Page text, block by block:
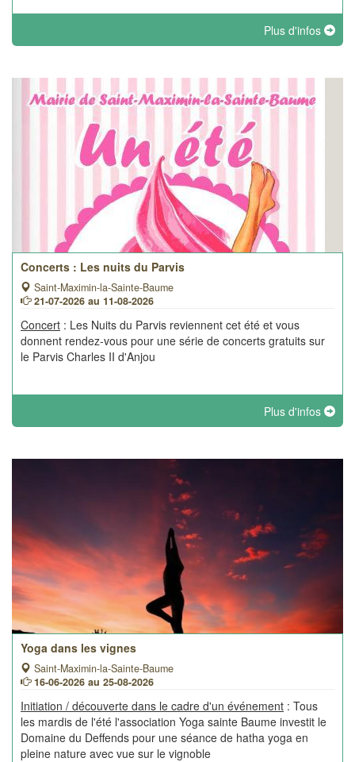
Plus d'infos
Concerts : Les nuits du Parvis
Saint-Maximin-la-Sainte-Baume
21-07-2026 au 11-08-2026
Concert : Les Nuits du Parvis reviennent cet été et vous
donnent rendez-vous pour une série de concerts gratuits sur
le Parvis Charles II d'Anjou
Plus d'infos
Yoga dans les vignes
Saint-Maximin-la-Sainte-Baume
16-06-2026 au 25-08-2026
Initiation / découverte dans le cadre d'un événement : Tous
les mardis de l'été l'association Yoga sainte Baume investit le
Domaine du Deffends pour une séance de hatha yoga en
pleine nature avec vue sur le vignoble